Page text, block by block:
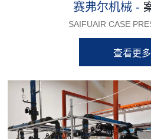
赛弗尔机械 -
SAIFUAIR CASE
查看更多